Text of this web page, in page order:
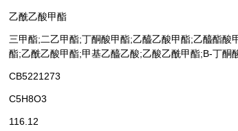
乙酰乙酸甲酯
三甲酯;二乙甲酯;丁酮酸甲酯;乙醯乙酸甲酯;乙醯酯酸
酯;乙酰乙酸甲酯;甲基乙醯乙酸;乙酸乙酰甲酯;B-丁酮
CB5221273
C5H8O3
116.12